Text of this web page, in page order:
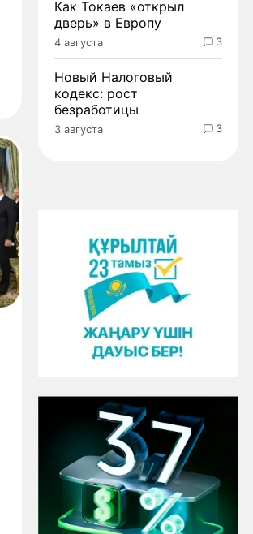
Как Токаев «открыл
дверь» в Европу
4 августа 3
Новый Налоговый
кодекс: рост
безработицы
3 августа 3